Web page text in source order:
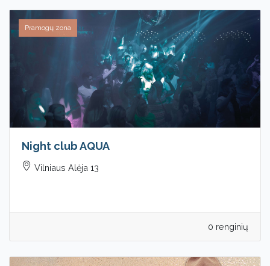
Pramogų zona
Night club AQUA
Vilniaus Alėja 13
0 renginių